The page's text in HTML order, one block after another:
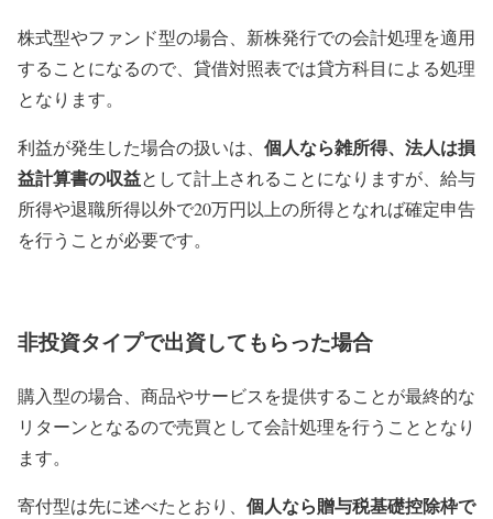
株式型やファンド型の場合、新株発行での会計処理を適用
することになるので、貸借対照表では貸方科目による処理
となります。
利益が発生した場合の扱いは、 個人なら雑所得、法人は損
益計算書の収益として計上されることになりますが、給与
所得や退職所得以外で20万円以上の所得となれば確定申告
を行うことが必要です。
非投資タイプで出資してもらった場合
購入型の場合、商品やサービスを提供することが最終的な
リターンとなるので売買として会計処理を行うこととなり
ます。
寄付型は先に述べたとおり、 個人なら贈与税基礎控除枠で